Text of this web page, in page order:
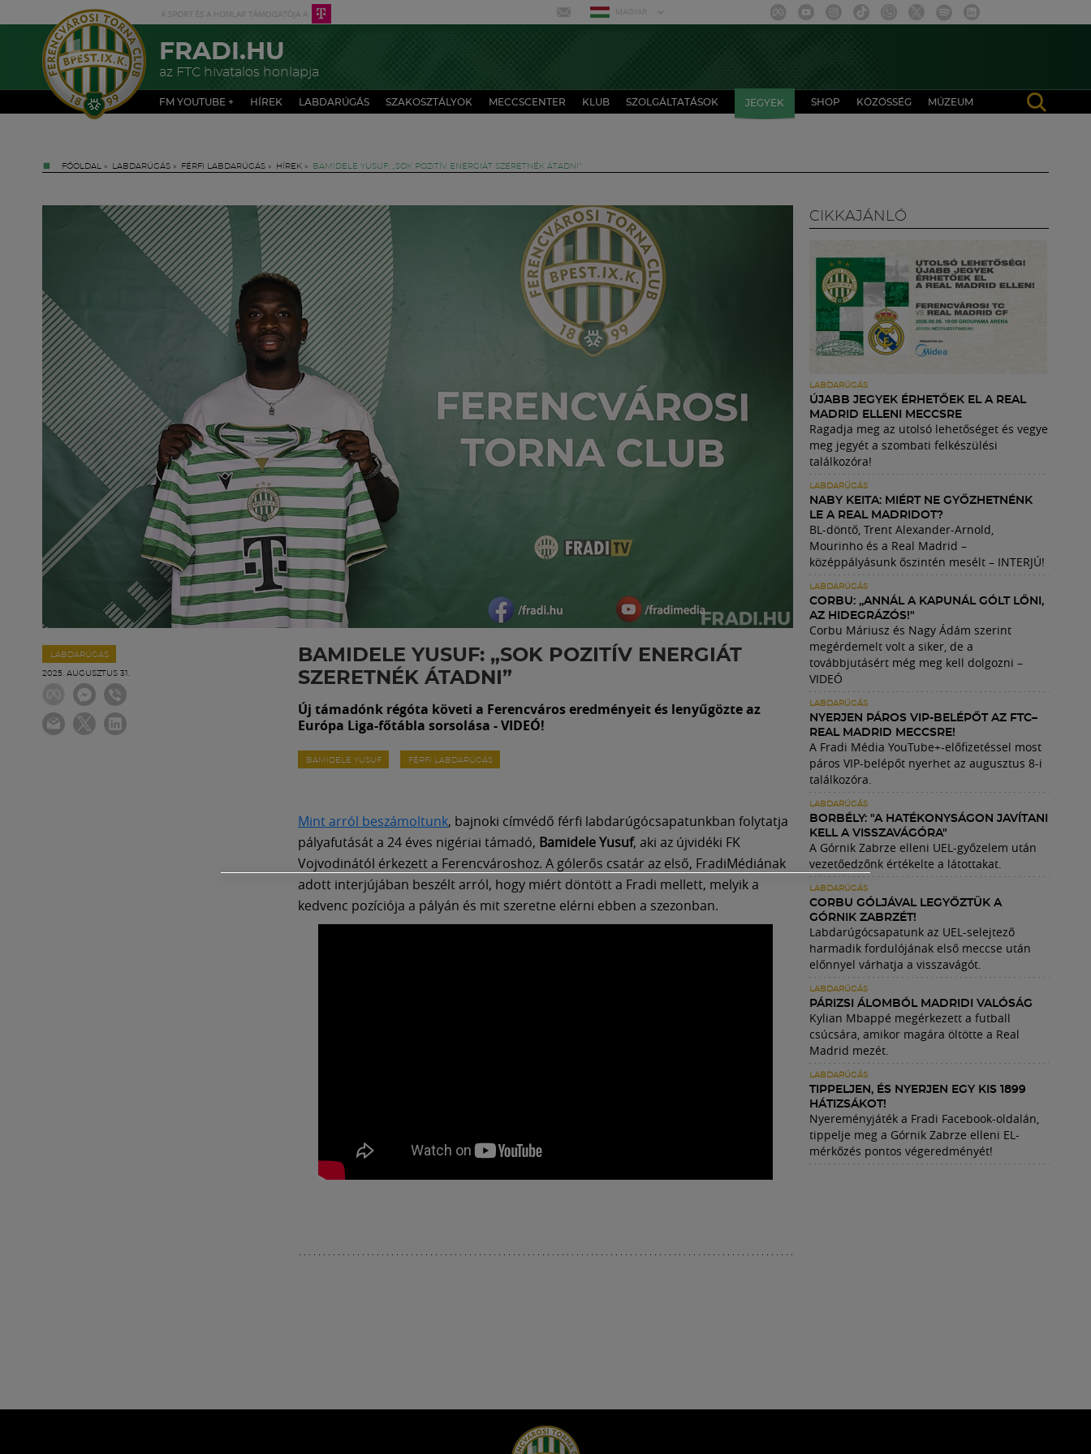
MAGYAR
FRADI.HU
az FTC hivatalos honlapja
FM YOUTUBE + HÍREK LABDARÚGÁS SZAKOSZTÁLYOK MECCSCENTER KLUB SZOLGÁLTATÁSOK JEGYEK SHOP KÖZÖSSÉG MÚZEUM
FŐOLDAL » LABDARÚGÁS » FÉRFI LABDARÚGÁS » HÍREK » BAMIDELE YUSUF: „SOK POZITÍV ENERGIÁT SZERETNÉK ÁTADNI”
LABDARÚGÁS
2025. AUGUSZTUS 31.
BAMIDELE YUSUF: „SOK POZITÍV ENERGIÁT
SZERETNÉK ÁTADNI”
Új támadónk régóta követi a Ferencváros eredményeit és lenyűgözte az
Európa Liga-főtábla sorsolása - VIDEÓ!
BAMIDELE YUSUF FÉRFI LABDARÚGÁS
Mint arról beszámoltunk, bajnoki címvédő férfi labdarúgócsapatunkban folytatja
pályafutását a 24 éves nigériai támadó, Bamidele Yusuf, aki az újvidéki FK
Vojvodinától érkezett a Ferencvároshoz. A gólerős csatár az első, FradiMédiának
adott interjújában beszélt arról, hogy miért döntött a Fradi mellett, melyik a
kedvenc pozíciója a pályán és mit szeretne elérni ebben a szezonban.
CIKKAJÁNLÓ
LABDARÚGÁS
ÚJABB JEGYEK ÉRHETŐEK EL A REAL
MADRID ELLENI MECCSRE
Ragadja meg az utolsó lehetőséget és vegye
meg jegyét a szombati felkészülési
találkozóra!
LABDARÚGÁS
NABY KEITA: MIÉRT NE GYŐZHETNÉNK
LE A REAL MADRIDOT?
BL-döntő, Trent Alexander-Arnold,
Mourinho és a Real Madrid –
középpályásunk őszintén mesélt – INTERJÚ!
LABDARÚGÁS
CORBU: „ANNÁL A KAPUNÁL GÓLT LŐNI,
AZ HIDEGRÁZÓS!"
Corbu Máriusz és Nagy Ádám szerint
megérdemelt volt a siker, de a
továbbjutásért még meg kell dolgozni –
VIDEÓ
LABDARÚGÁS
NYERJEN PÁROS VIP-BELÉPŐT AZ FTC–
REAL MADRID MECCSRE!
A Fradi Média YouTube+-előfizetéssel most
páros VIP-belépőt nyerhet az augusztus 8-i
találkozóra.
LABDARÚGÁS
BORBÉLY: "A HATÉKONYSÁGON JAVÍTANI
KELL A VISSZAVÁGÓRA"
A Górnik Zabrze elleni UEL-győzelem után
vezetőedzőnk értékelte a látottakat.
LABDARÚGÁS
CORBU GÓLJÁVAL LEGYŐZTÜK A
GÓRNIK ZABRZÉT!
Labdarúgócsapatunk az UEL-selejtező
harmadik fordulójának első meccse után
előnnyel várhatja a visszavágót.
LABDARÚGÁS
PÁRIZSI ÁLOMBÓL MADRIDI VALÓSÁG
Kylian Mbappé megérkezett a futball
csúcsára, amikor magára öltötte a Real
Madrid mezét.
LABDARÚGÁS
TIPPELJEN, ÉS NYERJEN EGY KIS 1899
HÁTIZSÁKOT!
Nyereményjáték a Fradi Facebook-oldalán,
tippelje meg a Górnik Zabrze elleni EL-
mérkőzés pontos végeredményét!